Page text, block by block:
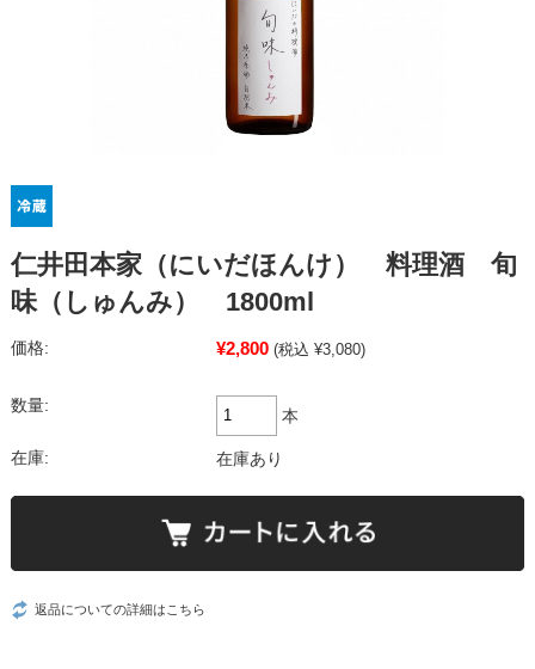
仁井田本家（にいだほんけ） 料理酒 旬
味（しゅんみ） 1800ml
価格: ¥2,800 (税込 ¥3,080)
数量:
本
在庫: 在庫あり
返品についての詳細はこちら